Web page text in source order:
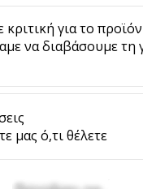
για το προϊόν
κριτική για το προϊόν
να διαβάσουμε τη
μας ό,τι θέλετε